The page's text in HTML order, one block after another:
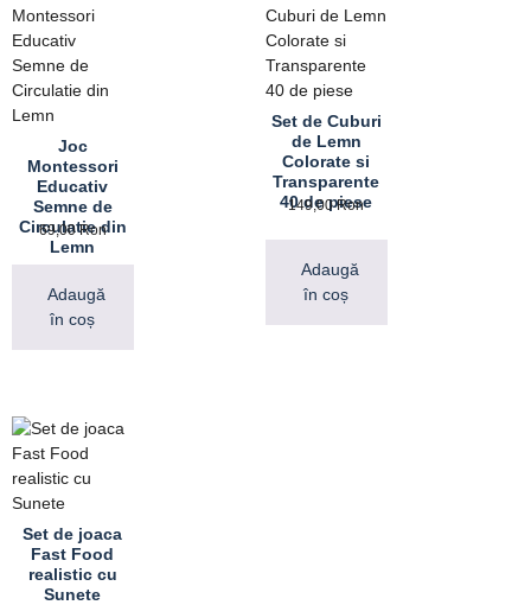
Joc
Montessori
Educativ
Semne de
Circulatie din
Lemn
69,00Ron
Adaugă
în coș
Set de Cuburi
de Lemn
Colorate si
Transparente
40 de piese
149,00Ron
Adaugă
în coș
Set de joaca
Fast Food
realistic cu
Sunete